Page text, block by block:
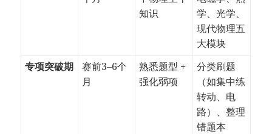
知识
学、光学、
现代物理五
大模块
专项突破期
赛前3–6个
月
熟悉题型 +
强化弱项
分类刷题
（如集中练
转动、电
路）、整理
错题本